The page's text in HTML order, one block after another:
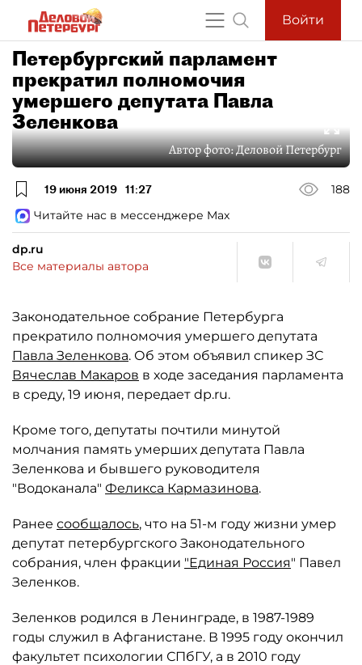
Войти
Петербургский парламент
прекратил полномочия
умершего депутата Павла
Зеленкова
Автор фото:Деловой Петербург
19 июня 2019 11:27
188
Читайте нас в мессенджере Max
dp.ru
Все материалы автора
Законодательное собрание Петербурга
прекратило полномочия умершего депутата
Павла Зеленкова. Об этом объявил спикер ЗС
Вячеслав Макаров в ходе заседания парламента
в среду, 19 июня, передает dp.ru.
Кроме того, депутаты почтили минутой
молчания память умерших депутата Павла
Зеленкова и бывшего руководителя
"Водоканала" Феликса Кармазинова.
Ранее сообщалось, что на 51-м году жизни умер
депутат петербургского Законодательного
собрания, член фракции "Единая Россия" Павел
Зеленков.
Зеленков родился в Ленинграде, в 1987-1989
годы служил в Афганистане. В 1995 году окончил
факультет психологии СПбГУ, а в 2010 году